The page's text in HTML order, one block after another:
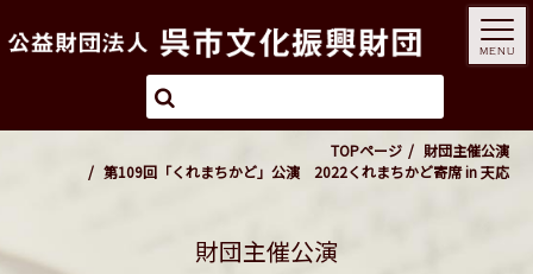
TOPページ
財団主催公演
第109回「くれまちかど」公演 2022くれまちかど寄席 in 天応
財団主催公演
MENU